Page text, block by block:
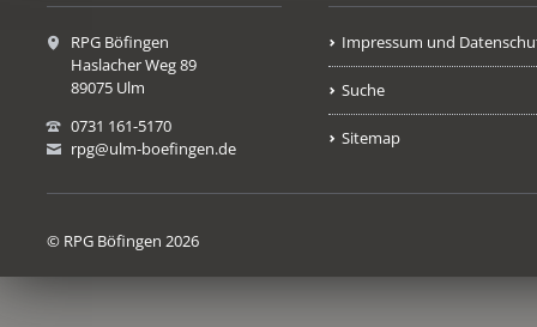
RPG Böfingen
Haslacher Weg 89
89075 Ulm
0731 161-5170
rpg@ulm-boefingen.de
Impressum und
Suche
Sitemap
© RPG Böfingen 2026